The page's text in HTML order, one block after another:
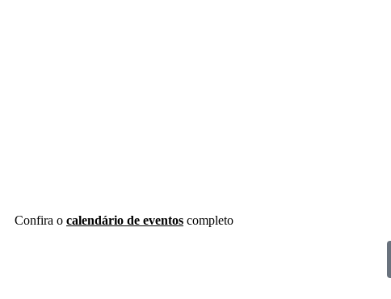
Confira o calendário de eventos completo